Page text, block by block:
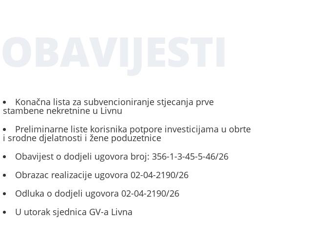
Konačna lista za subvencioniranje stjecanja prve
stambene nekretnine u Livnu
Preliminarne liste korisnika potpore investicijama u obrte
i srodne djelatnosti i žene poduzetnice
Obavijest o dodjeli ugovora broj: 356-1-3-45-5-46/26
Obrazac realizacije ugovora 02-04-2190/26
Odluka o dodjeli ugovora 02-04-2190/26
U utorak sjednica GV-a Livna